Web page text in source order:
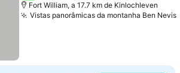
Fort William, a 17.7 km de Kinlochleven
Vistas panorâmicas da montanha Ben Nevis